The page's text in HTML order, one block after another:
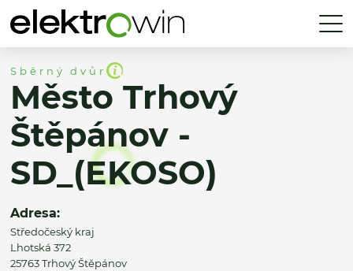
Sběrný dvůr
Město Trhový
Štěpánov -
SD_(EKOSO)
Adresa:
Středočeský kraj
Lhotská 372
25763 Trhový Štěpánov